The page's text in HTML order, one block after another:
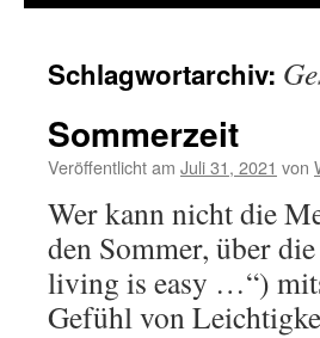
Schlagwortarchiv:
Sommerzeit
Veröffentlicht am Juli 31, 2021 von
Wer kann nicht die
den Sommer, über
living is easy …“)
Gefühl von